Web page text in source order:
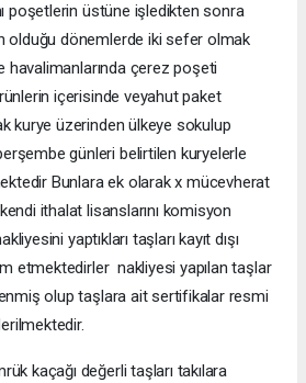
poşetlerin üstüne işledikten sonra
olduğu dönemlerde iki sefer olmak
havalimanlarında çerez poşeti
içerisinde veyahut paket
kurye üzerinden ülkeye sokulup
günleri belirtilen kuryelerle
Bunlara ek olarak x mücevherat
ithalat lisanslarını komisyon
yaptıkları taşları kayıt dışı
etmektedirler nakliyesi yapılan taşlar
olup taşlara ait sertifikalar resmi
kaçağı değerli taşları takılara